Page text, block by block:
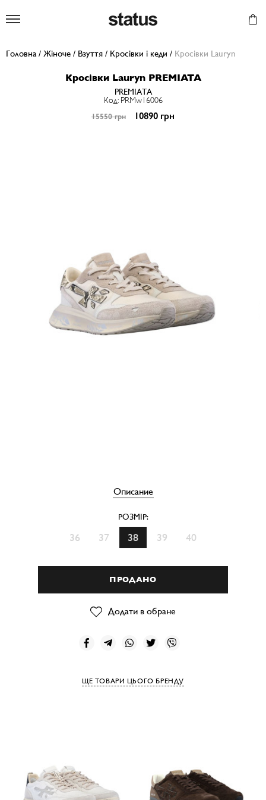
Головна / Жіноче / Взуття / Кросівки і кеди / Кросівки Lauryn
Кросівки Lauryn PREMIATA
PREMIATA
Код: PRMw16006
15550 грн 10890 грн
Описание
РОЗМІР:
36 37 38 39 40
ПРОДАНО
Додати в обране
ЩЕ ТОВАРИ ЦЬОГО БРЕНДУ